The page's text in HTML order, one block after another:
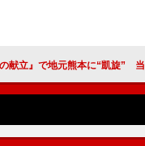
“凱旋” 当時遊んでいた場所に「仕事で戻って来れてありがたい」